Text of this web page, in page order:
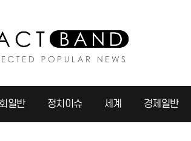
일반 정치이슈 세계 경제일반